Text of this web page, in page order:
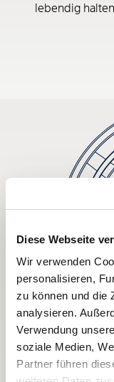
Diese Webseite
Wir verwenden
personalisieren,
zu können und die
analysieren.
Verwendung
soziale Medien,
Partner führen
lebendig